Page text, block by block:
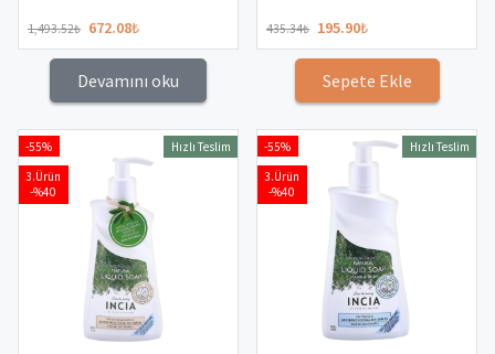
1,493.52₺ 672.08₺
Devamını oku
435.34₺ 195.90₺
Sepete Ekle
-55%
3.Ürün
-%40
Hızlı Teslim
-55%
3.Ürün
-%40
Hızlı Teslim